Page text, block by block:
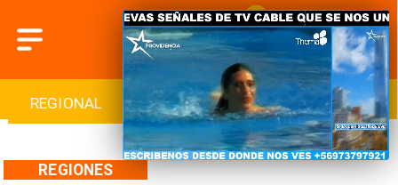
INTERNACIONAL DEPORTES CULTURA
REGIONES